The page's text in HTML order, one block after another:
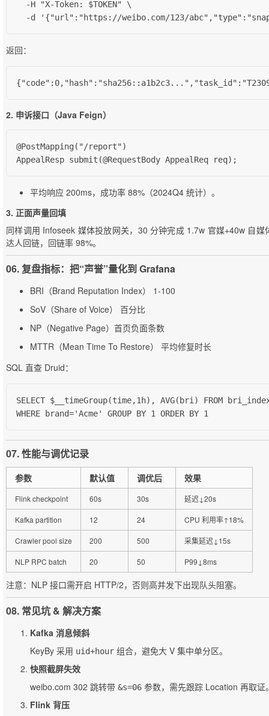
  -H "X-Token: $TOKEN" \
-d '{"url":"https://weibo.com/123/
返回：
2. 申诉接口（Java Feign）
@PostMapping("/report")
AppealResp submit(@RequestBody AppealReq req);
平均响应 200ms，成功率 88%（2024Q4 统计）。
3. 正面声量回填
同样调用 Infoseek 媒体投放网关，30 分钟完成 1.7w 官媒+40w 自媒
达人回链，回链率 98%。
06. 复盘指标：把“声誉”量化到 Grafana
BRI（Brand Reputation Index） 1-100
SoV（Share of Voice） 百分比
NP（Negative Page）首页负面条数
MTTR（Mean Time To Restore） 平均修复时长
SQL 直查 Druid：
SELECT $__timeGroup(time,1h), AVG(bri) FROM
WHERE brand='Acme' GROUP BY 1 ORDER BY 1
07. 性能与调优记录
参数 默认值 调优后 效果
Flink checkpoint 60s 30s 延迟↓20s
Kafka partition 12 24 CPU 利用率↑18%
Crawler pool size 200 500 采集延迟↓15s
NLP RPC batch 20 50 P99↓8ms
注意：NLP 接口需开启 HTTP/2，否则高并发下出现队头阻塞。
08. 常见坑 & 解决方案
Kafka 消息倾斜
KeyBy 采用 uid+hour 组合，避免大 V 集中单分区。
快照截屏失效
weibo.com 302 跳转带 &s=06 参数，需先跟踪 Location 再取证
Flink 背压